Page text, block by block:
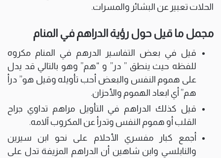
الحلات تعبير عن البشائر والمسرات.
مجمل ما قيل حول رؤية الدراهم في المنام
قيل في بعض التفاسير الدرهم في المنام مكروه
للفظه حيث ينطق ” در” و “هم” وهو بالتالي قد يدل
على هموم النفس والبعض أحب تأويله وقيل هو” درأ
هم” أي ابعاد الهموم والأحزان.
قيل كذلك الدراهم في التأويل مراهم تداوي جراح
القلب أو هموم النفس وتدرأ عن المكروب آلامه.
أجمع كبار مفسري الأحلام على نحو ابن سيرين
والنابلسي وابن شاهين أن الدراهم المزيفة تدل على